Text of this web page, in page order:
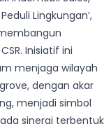
Lingkungan’,
Inisiatif ini
menjaga wilayah
dengan akar
menjadi simbol
sinergi terbentuk